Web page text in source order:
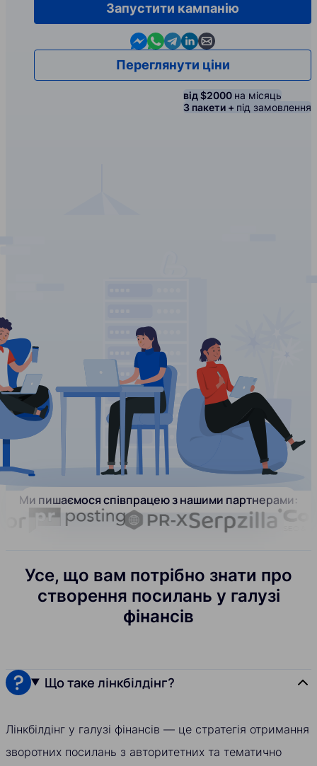
Запустити кампанію
Contact us in Messenger
Contact us in WhatsApp
Contact us in Telegram
Contact us in Linkedin
Contact us by email
Переглянути ціни
від $2000 на місяць
3 пакети + під замовлення
Ми пишаємося співпрацею з нашими партнерами:
Усе, що вам потрібно знати про
створення посилань у галузі
фінансів
Що таке лінкбілдінг?
Лінкбілдінг у галузі фінансів — це стратегія отримання
зворотних посилань з авторитетних та тематично